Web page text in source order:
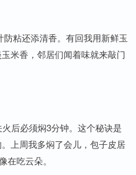
粘还添清香。有回我用新鲜玉
米香，邻居们闻着味就来敲门
后必须焖3分钟。这个秘诀是
上周我多焖了会儿，包子皮居
在吃云朵。